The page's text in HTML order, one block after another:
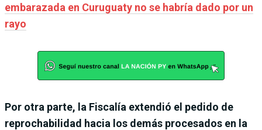
embarazada en Curuguaty no se habría dado por un
rayo
Por otra parte, la Fiscalía extendió el pedido de
reprochabilidad hacia los demás procesados en la